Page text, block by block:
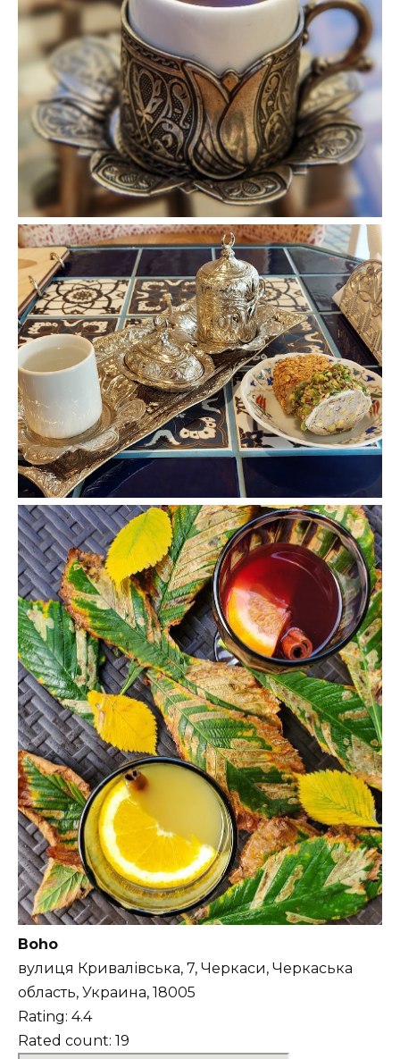
Boho
вулиця Кривалівська, 7, Черкаси, Черкаська
область, Украина, 18005
Rating: 4.4
Rated count: 19